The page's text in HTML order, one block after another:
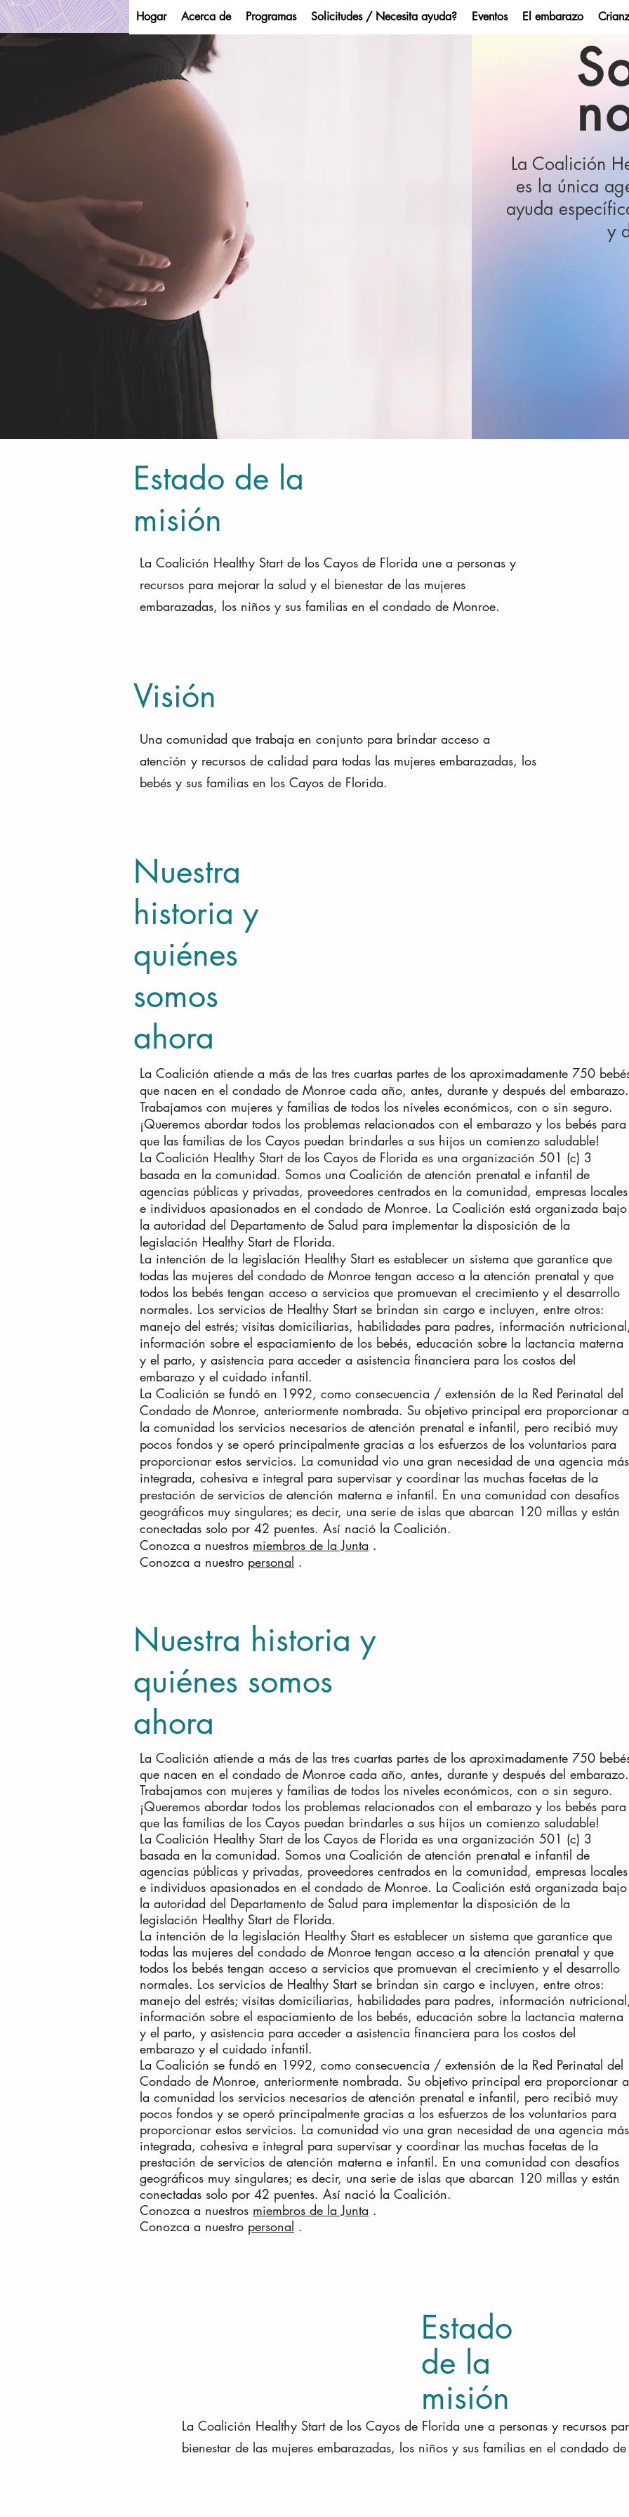
Florida Keys
Coalition
La Coalición
es la única
ayuda
y
Estado de la
misión
La Coalición Healthy Start de los Cayos de Florida une a personas y
recursos para mejorar la salud y el bienestar de las mujeres
embarazadas, los niños y sus familias en el condado de Monroe.
Visión
Una comunidad que trabaja en conjunto para brindar acceso a
atención y recursos de calidad para todas las mujeres embarazadas, los
bebés y sus familias en los Cayos de Florida.
Nuestra
historia y
quiénes
somos
ahora
La Coalición atiende a más de las tres cuartas partes de los aproximadamente 750
que nacen en el condado de Monroe cada año, antes, durante y después del embarazo.
Trabajamos con mujeres y familias de todos los niveles económicos, con o sin seguro.
¡Queremos abordar todos los problemas relacionados con el embarazo y los bebés para
que las familias de los Cayos puedan brindarles a sus hijos un comienzo saludable!
La Coalición Healthy Start de los Cayos de Florida es una organización 501 (c) 3
basada en la comunidad. Somos una Coalición de atención prenatal e infantil de
agencias públicas y privadas, proveedores centrados en la comunidad, empresas locales
e individuos apasionados en el condado de Monroe. La Coalición está organizada bajo
la autoridad del Departamento de Salud para implementar la disposición de la
legislación Healthy Start de Florida.
La intención de la legislación Healthy Start es establecer un sistema que garantice que
todas las mujeres del condado de Monroe tengan acceso a la atención prenatal y que
todos los bebés tengan acceso a servicios que promuevan el crecimiento y el desarrollo
normales. Los servicios de Healthy Start se brindan sin cargo e incluyen, entre otros:
manejo del estrés; visitas domiciliarias, habilidades para padres, información
información sobre el espaciamiento de los bebés, educación sobre la lactancia materna
y el parto, y asistencia para acceder a asistencia financiera para los costos del
embarazo y el cuidado infantil.
La Coalición se fundó en 1992, como consecuencia / extensión de la Red Perinatal del
Condado de Monroe, anteriormente nombrada. Su objetivo principal era proporcionar a
la comunidad los servicios necesarios de atención prenatal e infantil, pero recibió muy
pocos fondos y se operó principalmente gracias a los esfuerzos de los voluntarios para
proporcionar estos servicios. La comunidad vio una gran necesidad de una agencia más
integrada, cohesiva e integral para supervisar y coordinar las muchas facetas de la
prestación de servicios de atención materna e infantil. En una comunidad con desafíos
geográficos muy singulares; es decir, una serie de islas que abarcan 120 millas y están
conectadas solo por 42 puentes. Así nació la Coalición.
Conozca a nuestros miembros de la Junta .
Conozca a nuestro personal .
Nuestra historia y
quiénes somos
ahora
La Coalición atiende a más de las tres cuartas partes de los aproximadamente 750
que nacen en el condado de Monroe cada año, antes, durante y después del embarazo.
Trabajamos con mujeres y familias de todos los niveles económicos, con o sin seguro.
¡Queremos abordar todos los problemas relacionados con el embarazo y los bebés para
que las familias de los Cayos puedan brindarles a sus hijos un comienzo saludable!
La Coalición Healthy Start de los Cayos de Florida es una organización 501 (c) 3
basada en la comunidad. Somos una Coalición de atención prenatal e infantil de
agencias públicas y privadas, proveedores centrados en la comunidad, empresas locales
e individuos apasionados en el condado de Monroe. La Coalición está organizada bajo
la autoridad del Departamento de Salud para implementar la disposición de la
legislación Healthy Start de Florida.
La intención de la legislación Healthy Start es establecer un sistema que garantice que
todas las mujeres del condado de Monroe tengan acceso a la atención prenatal y que
todos los bebés tengan acceso a servicios que promuevan el crecimiento y el desarrollo
normales. Los servicios de Healthy Start se brindan sin cargo e incluyen, entre otros:
manejo del estrés; visitas domiciliarias, habilidades para padres, información
información sobre el espaciamiento de los bebés, educación sobre la lactancia materna
y el parto, y asistencia para acceder a asistencia financiera para los costos del
embarazo y el cuidado infantil.
La Coalición se fundó en 1992, como consecuencia / extensión de la Red Perinatal del
Condado de Monroe, anteriormente nombrada. Su objetivo principal era proporcionar a
la comunidad los servicios necesarios de atención prenatal e infantil, pero recibió muy
pocos fondos y se operó principalmente gracias a los esfuerzos de los voluntarios para
proporcionar estos servicios. La comunidad vio una gran necesidad de una agencia más
integrada, cohesiva e integral para supervisar y coordinar las muchas facetas de la
prestación de servicios de atención materna e infantil. En una comunidad con desafíos
geográficos muy singulares; es decir, una serie de islas que abarcan 120 millas y están
conectadas solo por 42 puentes. Así nació la Coalición.
Conozca a nuestros miembros de la Junta .
Conozca a nuestro personal .
Estado
de la
misión
La Coalición Healthy Start de los Cayos de Florida une a personas y recursos
bienestar de las mujeres embarazadas, los niños y sus familias en el condado
Hogar Acerca de Programas Solicitudes / Necesita ayuda? Eventos El embarazo